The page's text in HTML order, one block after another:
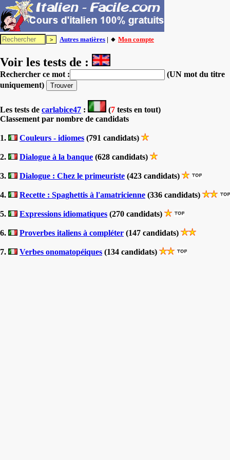
Autres matières | 🔸 Mon compte
Voir les tests de :
Rechercher ce mot :
(UN mot du titre
uniquement)
Les tests de carlabice47 : (7 tests en tout)
Classement par nombre de candidats
1. Couleurs - idiomes (791 candidats)
2. Dialogue à la banque (628 candidats)
3. Dialogue : Chez le primeuriste (423 candidats)
4. Recette : Spaghettis à l'amatricienne (336 candidats)
5. Expressions idiomatiques (270 candidats)
6. Proverbes italiens à compléter (147 candidats)
7. Verbes onomatopéiques (134 candidats)